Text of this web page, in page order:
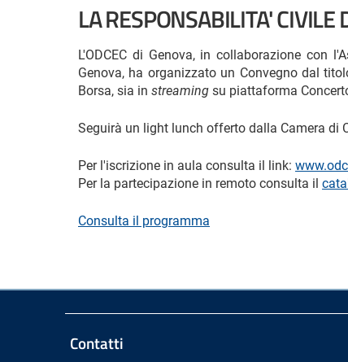
LA RESPONSABILITA'
L'ODCEC di Genova, in collaborazione con
Genova, ha organizzato un Convegno dal
Borsa, sia in streaming su piattaforma
Seguirà un light lunch offerto dalla Camera di
Per l'iscrizione in aula consulta il link:
Per la partecipazione in remoto consulta il
Consulta il programma
Contatti